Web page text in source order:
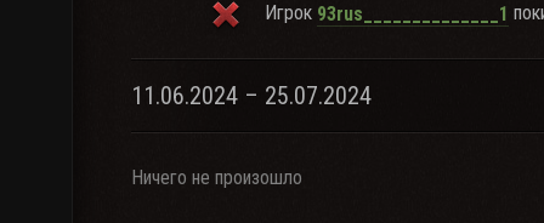
Игрок 93rus______________1
11.06.2024 – 25.07.2024
Ничего не произошло